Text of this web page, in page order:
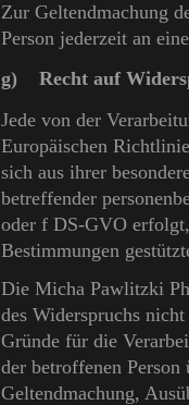
Zur Geltendmachung
Person jederzeit an
g) Recht auf
Jede von der
Europäischen
sich aus ihrer
betreffender
oder f DS-GVO
Bestimmungen
Die Micha Pawlitzki
des Widerspruchs
Gründe für die
der betroffenen
Geltendmachung,